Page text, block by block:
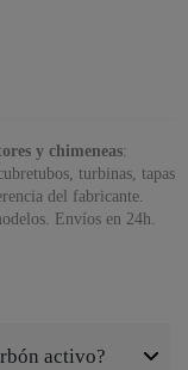
y chimeneas:
turbinas, tapas
del fabricante.
Envíos en 24h.
activo?